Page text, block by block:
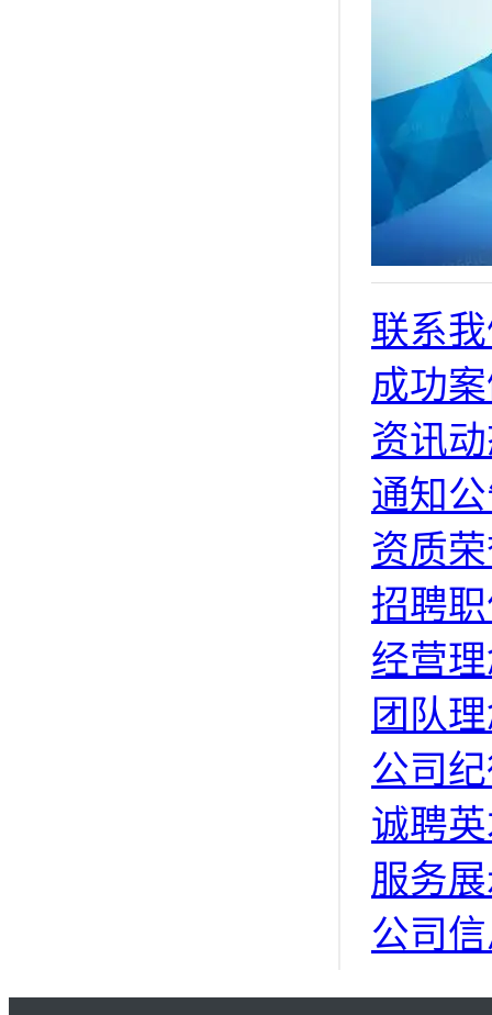
联系
成功
资讯
通知
资质
招聘
经营
团队
公司
诚聘
服务
公司